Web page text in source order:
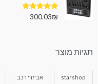
דורג5.00
300.03₪
תגיות מוצר
starshop אביזרי רכב